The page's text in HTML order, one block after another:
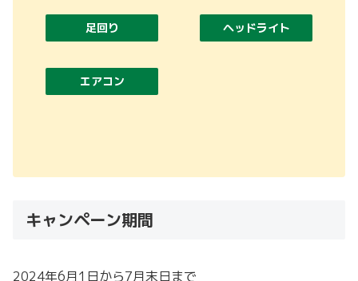
足回り
エアコン
ヘッドライト
キャンペーン期間
2024年6月1日から7月末日まで